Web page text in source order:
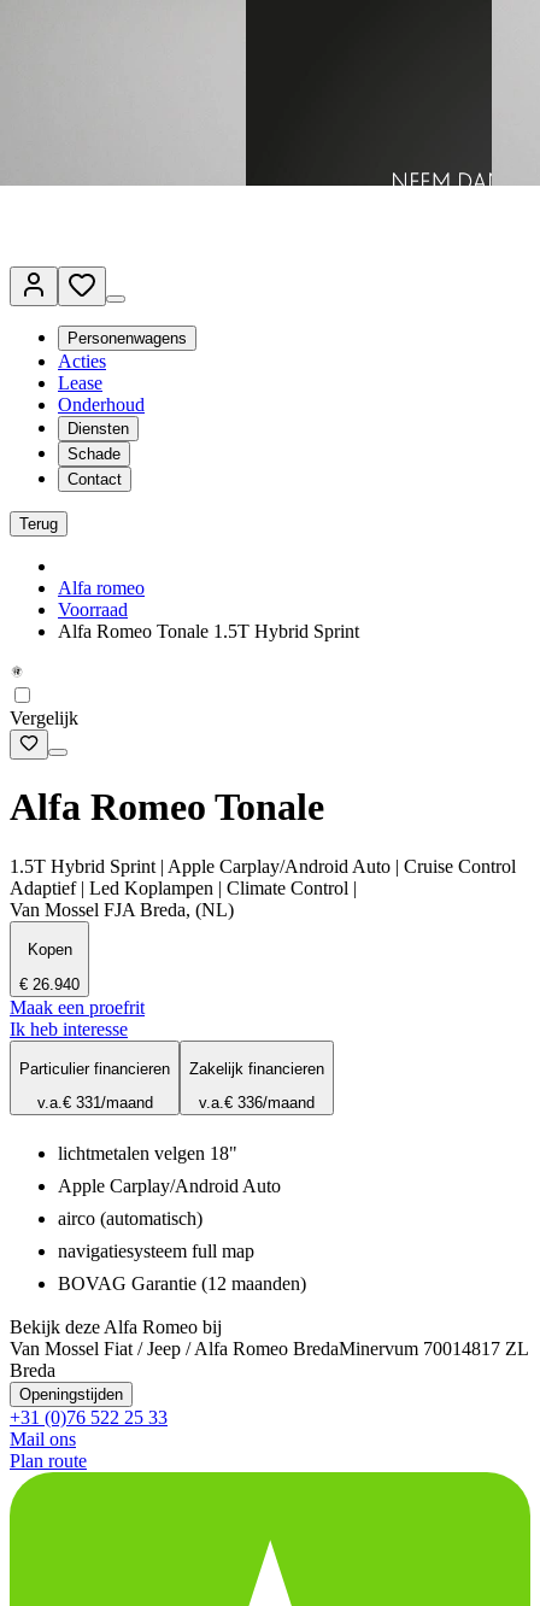
Personenwagens
Acties
Lease
Onderhoud
Diensten
Schade
Contact
Terug
Alfa romeo
Voorraad
Alfa Romeo Tonale 1.5T Hybrid Sprint
Vergelijk
Alfa Romeo Tonale
1.5T Hybrid Sprint | Apple Carplay/Android Auto | Cruise Control
Adaptief | Led Koplampen | Climate Control |
Van Mossel FJA Breda, (NL)
Kopen
€ 26.940
Maak een proefrit
Ik heb interesse
Particulier financieren
v.a.€ 331/maand
Zakelijk financieren
v.a.€ 336/maand
lichtmetalen velgen 18"
Apple Carplay/Android Auto
airco (automatisch)
navigatiesysteem full map
BOVAG Garantie (12 maanden)
Bekijk deze Alfa Romeo bij
Van Mossel Fiat / Jeep / Alfa Romeo BredaMinervum 70014817 ZL
Breda
Openingstijden
+31 (0)76 522 25 33
Mail ons
Plan route